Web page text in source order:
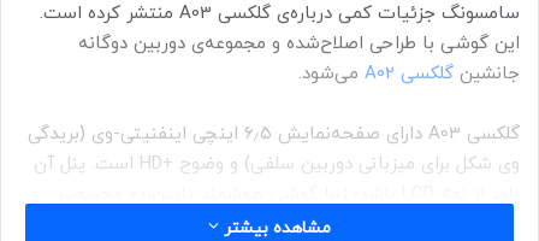
سامسونگ جزئیات کمی درباره‌ی گلکسی A03 منتشر کرده است.
این گوشی با طراحی اصلاح‌شده و مجموعه‌ی دوربین دوگانه
جانشین گلکسی A02 می‌شود.
گلکسی A03 دارای صفحه‌نمایش ۶٫۵ اینچی اینفنیتی-وی (بریدگی
وی شکل برای میزبانی دوربین سلفی) و وضوح +HD است. پنل آن
مشاهده بیشتر